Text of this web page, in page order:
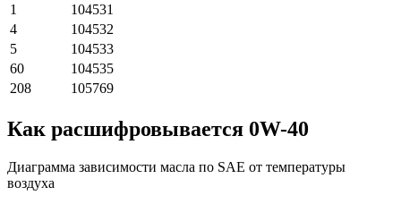
1
104531
4
104532
5
104533
60
104535
208
105769
Как расшифровывается 0W-40
Диаграмма зависимости масла по SAE от температуры
воздуха